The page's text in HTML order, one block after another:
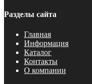
Разделы сайта
Главная
Информация
Каталог
Контакты
О компании